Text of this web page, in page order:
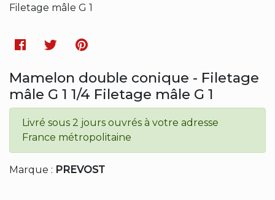
Filetage mâle G 1
Facebook
TwitterPinterest
Mamelon double conique - Filetage
mâle G 1 1/4 Filetage mâle G 1
Livré sous 2 jours ouvrés à votre adresse
France métropolitaine
Marque : PREVOST